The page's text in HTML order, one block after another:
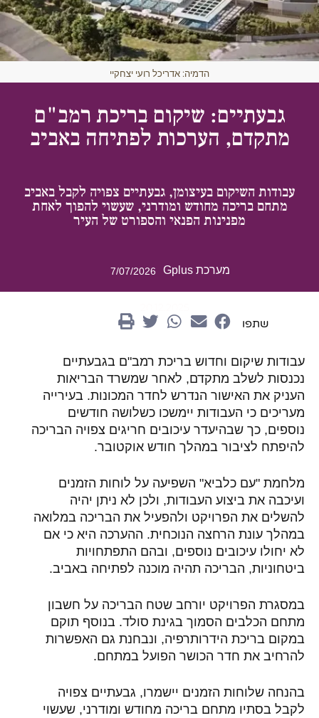
הדמיה: אדריכל רועי יצחקיי
גבעתיים: שיקום בריכת רמב"ם
מתקדם, הערכות לפתיחה באביב
עבודות השיקום בעיצומן, גבעתיים צפויה לקבל באביב
מתחם בריכה מחודש ומודרני, שעשוי להפוך לאחת
מפנינות הפנאי והספורט של העיר
מערכת Gplus 7/07/2026
שתפו
עבודות שיקום וחדוש בריכת רמב"ם בגבעתיים
נכנסות לשלב מתקדם, לאחר שמשרד הבריאות
העניק את האישור הנדרש לחדר המכונות. בעירייה
מעריכים כי העבודות יימשכו כשלושה חודשים
נוספים, כך שבהיעדר עיכובים חריגים צפויה הבריכה
להיפתח לציבור במהלך חודש אוקטובר.
מלחמת "עם כלביא" השפיעה על לוחות הזמנים
ועיכבה את ביצוע העבודות, ולכן לא ניתן יהיה
להשלים את הפרויקט ולהפעיל את הבריכה במלואה
במהלך עונת הרחצה הנוכחית. ההערכה היא כי אם
לא יחולו עיכובים נוספים, ובהם התפתחויות
ביטחוניות, הבריכה תהיה מוכנה לפתיחה באביב.
במסגרת הפרויקט יורחב שטח הבריכה על חשבון
מתחם הכלבים הסמוך בגינת סולד. בנוסף תוקם
במקום בריכת הידרותרפיה, ונבחנת גם האפשרות
להרחיב את חדר הכושר הפועל במתחם.
בהנחה שלוחות הזמנים יישמרו, גבעתיים צפויה
לקבל בסתיו מתחם בריכה מחודש ומודרני, שעשוי